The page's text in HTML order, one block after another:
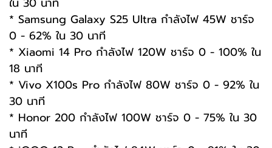
* Samsung Galaxy S25 Ultra กำลังไฟ 45W ชาร์จ
0 - 62% ใน 30 นาที
* Xiaomi 14 Pro กำลังไฟ 120W ชาร์จ 0 - 100% ใน
18 นาที
* Vivo X100s Pro กำลังไฟ 80W ชาร์จ 0 - 92% ใน
30 นาที
* Honor 200 กำลังไฟ 100W ชาร์จ 0 - 75% ใน 30
นาที